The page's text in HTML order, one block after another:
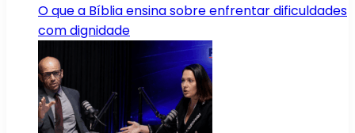
O que a Bíblia ensina sobre enfrentar dificuldades
com dignidade